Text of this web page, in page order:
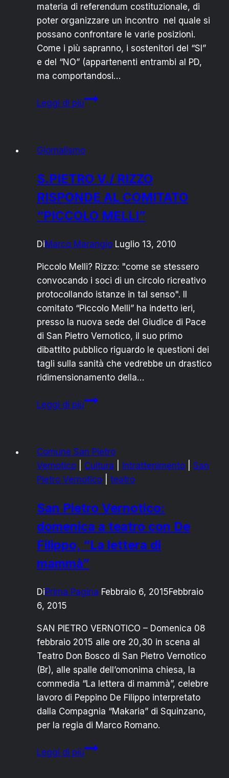
materia di referendum costituzionale, di
poter organizzare un incontro nel quale si
possano confrontare le varie posizioni.
Come i più sapranno, i sostenitori del “SI”
e del “NO” (appartenenti entrambi al PD,
ma comportandosi…
Leggi di piùReferendum
sanpietrano
al
PD
fra
e
“NO”
Giornalismo
S.PIETRO V./ RIZZO
RISPONDE AL COMITATO
“PICCOLO MELLI”
DiMarco Marangio Luglio 13, 2010
Piccolo Melli? Rizzo: "come se stessero
convocando i soci di un circolo ricreativo
protocollando istanze in tal senso". Il
comitato “Piccolo Melli” ha indetto ieri,
presso la nuova sede del Giudice di Pace
di San Pietro Vernotico, il suo primo
dibattito pubblico riguardo le questioni dei
tagli sulla sanità che vedrebbe un drastico
ridimensionamento della…
Leggi di piùS.PIETRO
AL
COMITATO
“PICCOLO
Comune San Pietro
Vernotico
Cultura Intrattenimento
San
Pietro Vernotico
teatro
San Pietro Vernotico:
domenica a teatro con De
Filippo, “La lettera di
mammà”
DiPrima Pagina Febbraio 6, 2015Febbraio
6, 2015
SAN PIETRO VERNOTICO – Domenica 08
febbraio 2015 alle ore 20,30 in scena al
Teatro Don Bosco di San Pietro Vernotico
(Br), alle spalle dell’omonima chiesa, la
commedia “La lettera di mammà”, celebre
lavoro di Peppino De Filippo interpretato
dalla Compagnia “Makaria” di Squinzano,
per la regia di Marco Romano.
Leggi di piùSan